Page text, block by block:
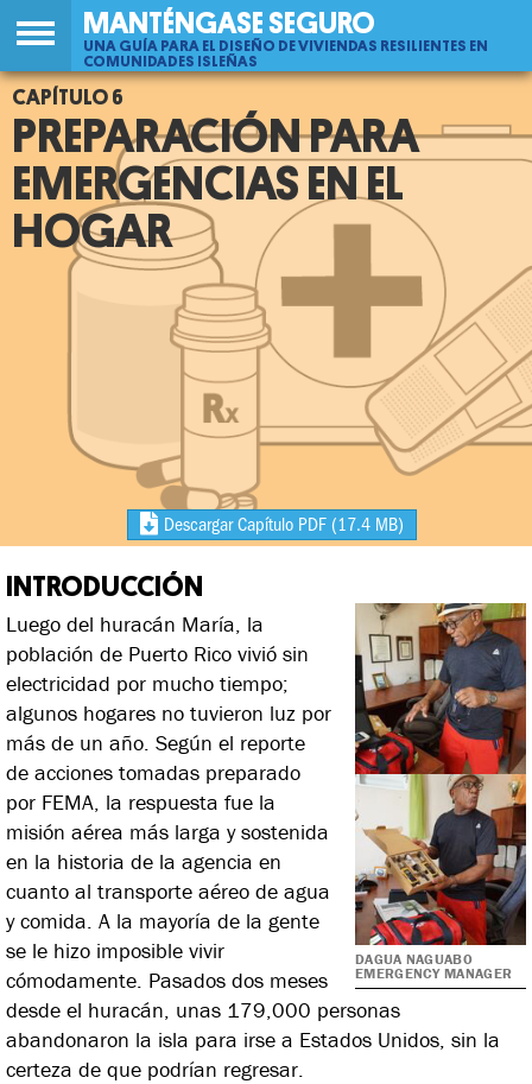
Jump
to
navigation
MANTÉNGASE SEGURO
UNA GUÍA PARA EL DISEÑO DE VIVIENDAS RESILIENTES EN
COMUNIDADES ISLEÑAS
Back
to
top
6
PREPARACIÓN PARA
EMERGENCIAS EN EL
HOGAR
Descargar Capítulo PDF (17.4 MB)
INTRODUCCIÓN
DAGUA NAGUABO
EMERGENCY MANAGER
Luego del huracán María, la
población de Puerto Rico vivió sin
electricidad por mucho tiempo;
algunos hogares no tuvieron luz por
más de un año. Según el reporte
de acciones tomadas preparado
por FEMA, la respuesta fue la
misión aérea más larga y sostenida
en la historia de la agencia en
cuanto al transporte aéreo de agua
y comida. A la mayoría de la gente
se le hizo imposible vivir
cómodamente. Pasados dos meses
desde el huracán, unas 179,000 personas
abandonaron la isla para irse a Estados Unidos, sin la
certeza de que podrían regresar.